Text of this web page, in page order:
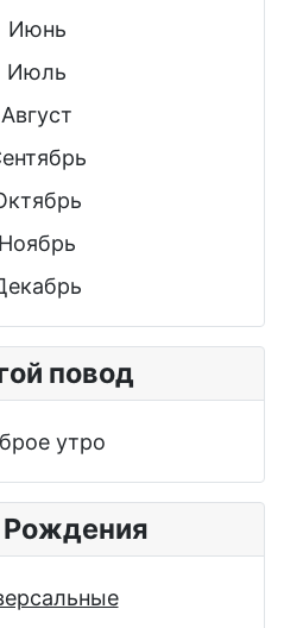
Июнь
Июль
Август
Ноябрь
повод
утро